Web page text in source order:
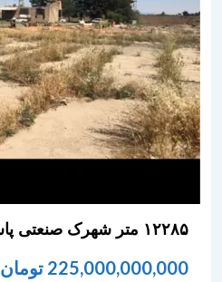
۱۲۲۸۵ متر شهرک صنعتی پاسارگاد (کاظم آباد)
225,000,000,000 تومان